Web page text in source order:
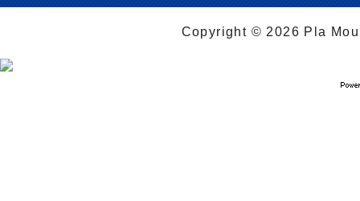
Copyright © 2026 Pla